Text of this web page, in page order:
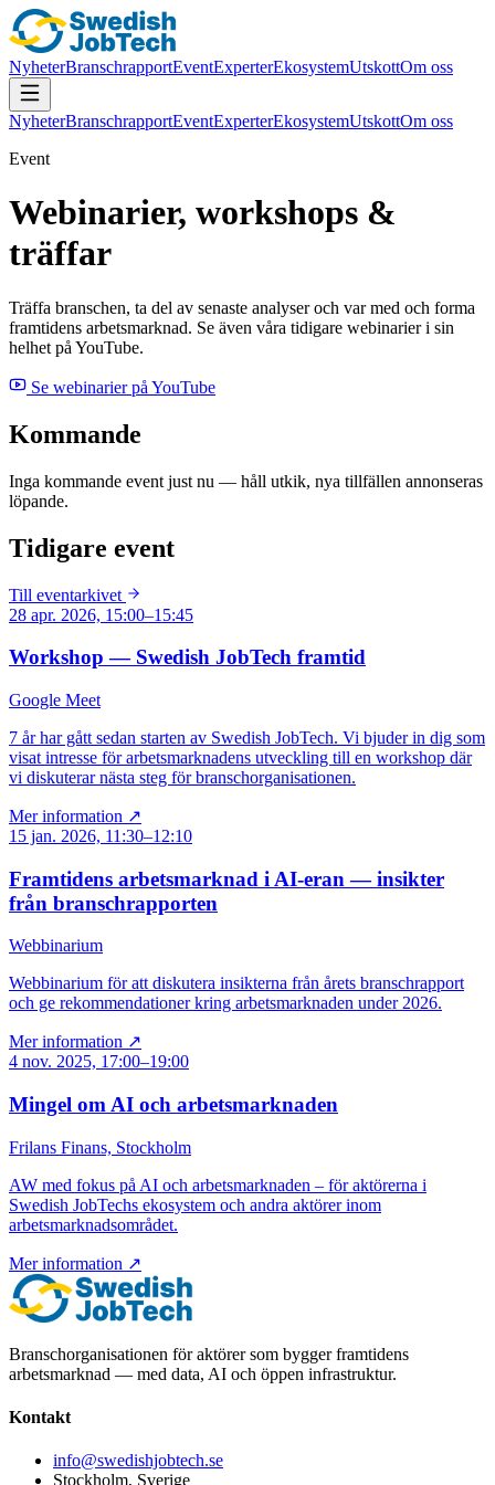
NyheterBranschrapportEventExperterEkosystemUtskottOm oss
NyheterBranschrapportEventExperterEkosystemUtskottOm oss
Event
Webinarier, workshops &
träffar
Träffa branschen, ta del av senaste analyser och var med och forma
framtidens arbetsmarknad. Se även våra tidigare webinarier i sin
helhet på YouTube.
Se webinarier på YouTube
Kommande
Inga kommande event just nu — håll utkik, nya tillfällen annonseras
löpande.
Tidigare event
Till eventarkivet
28 apr. 2026, 15:00–15:45
Workshop — Swedish JobTech framtid
Google Meet
7 år har gått sedan starten av Swedish JobTech. Vi bjuder in dig som
visat intresse för arbetsmarknadens utveckling till en workshop där
vi diskuterar nästa steg för branschorganisationen.
Mer information ↗
15 jan. 2026, 11:30–12:10
Framtidens arbetsmarknad i AI-eran — insikter
från branschrapporten
Webbinarium
Webbinarium för att diskutera insikterna från årets branschrapport
och ge rekommendationer kring arbetsmarknaden under 2026.
Mer information ↗
4 nov. 2025, 17:00–19:00
Mingel om AI och arbetsmarknaden
Frilans Finans, Stockholm
AW med fokus på AI och arbetsmarknaden – för aktörerna i
Swedish JobTechs ekosystem och andra aktörer inom
arbetsmarknadsområdet.
Mer information ↗
Branschorganisationen för aktörer som bygger framtidens
arbetsmarknad — med data, AI och öppen infrastruktur.
Kontakt
info@swedishjobtech.se
Stockholm, Sverige